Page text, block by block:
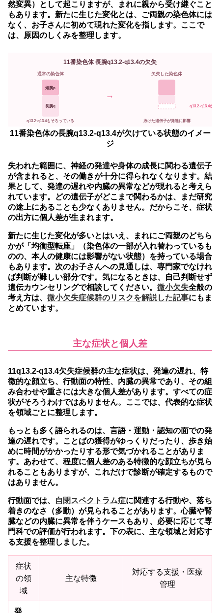
然変異）として起こりますが、まれに親から受け継ぐこと
もあります。 新たに生じた変化とは、ご両親の染色体には
なく、お子さんに初めて現れた変化を指します。ここで
は、原因のしくみを整理します。
11番染色体 長腕q13.2-q13.4の欠失
通常の染色体
短腕p
長腕q
q13.2-q13.4もそろっている
→
欠失した染色体
q13.2-q13.4が欠
抜けた遺伝子が発達に影響
11番染色体の長腕q13.2-q13.4が欠けている状態のイメー
ジ
失われた範囲に、神経の発達や身体の成長に関わる遺伝子
が含まれると、その働きが十分に得られなくなります。結
果として、発達の遅れや内臓の異常などが現れると考えら
れています。どの遺伝子がどこまで関わるかは、まだ研究
の途上にあることも少なくありません。だからこそ、症状
の出方に個人差が生まれます。
新たに生じた変化が多いとはいえ、まれにご両親のどちら
かが「均衡型転座」（染色体の一部が入れ替わっているも
のの、本人の健康には影響がない状態）を持っている場合
もあります。次のお子さんへの見通しは、専門家でなけれ
ば判断が難しい部分です。気になるときは、自己判断せず
遺伝カウンセリングで相談してください。 微小欠失全般の
考え方は、 微小欠失症候群のリスクを解説した記事にもま
とめています。
主な症状と個人差
11q13.2-q13.4欠失症候群の主な症状は、発達の遅れ、特
徴的な顔立ち、行動面の特性、内臓の異常であり、その組
み合わせや重さには大きな個人差があります。 すべての症
状がそろうわけではありません。ここでは、代表的な症状
を領域ごとに整理します。
もっとも多く語られるのは、言語・運動・認知の面での発
達の遅れです。ことばの獲得がゆっくりだったり、歩き始
めに時間がかかったりする形で気づかれることがありま
す。あわせて、程度に個人差のある特徴的な顔立ちが見ら
れることもありますが、これだけで診断が確定するもので
はありません。
行動面では、 自閉スペクトラム症に関連する行動や、落ち
着きのなさ（多動）が見られることがあります。心臓や腎
臓などの内臓に異常を伴うケースもあり、必要に応じて専
門科での評価が行われます。下の表に、主な領域と対応す
る支援を整理しました。
症状
の領
域
主な特徴
対応する支援・医療
管理